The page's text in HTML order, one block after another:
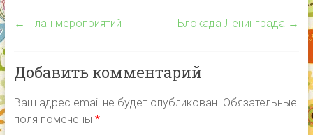
← План мероприятий Блокада Ленинграда →
Добавить комментарий
Ваш адрес email не будет опубликован. Обязательные
поля помечены *